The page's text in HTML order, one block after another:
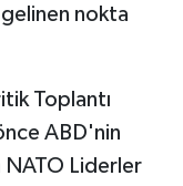
nokta
Toplantı
ABD'nin
NATO Liderler